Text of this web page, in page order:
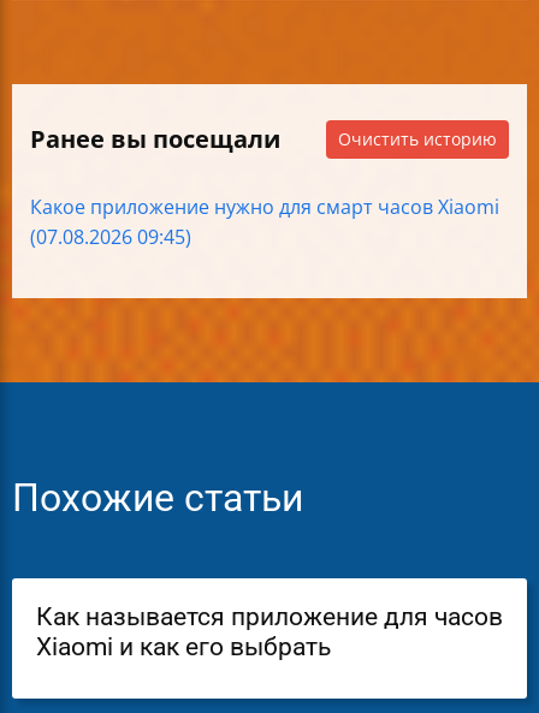
Ранее вы посещали Очистить историю
Какое приложение нужно для смарт часов Xiaomi
(07.08.2026 09:45)
Похожие статьи
Как называется приложение для часов
Xiaomi и как его выбрать